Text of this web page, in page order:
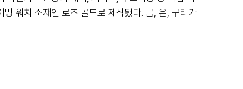
워치 소재인 로즈 골드로 제작됐다. 금, 은, 구리가